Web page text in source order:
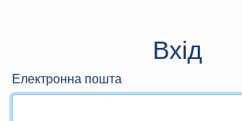
Вхід
Електронна пошта